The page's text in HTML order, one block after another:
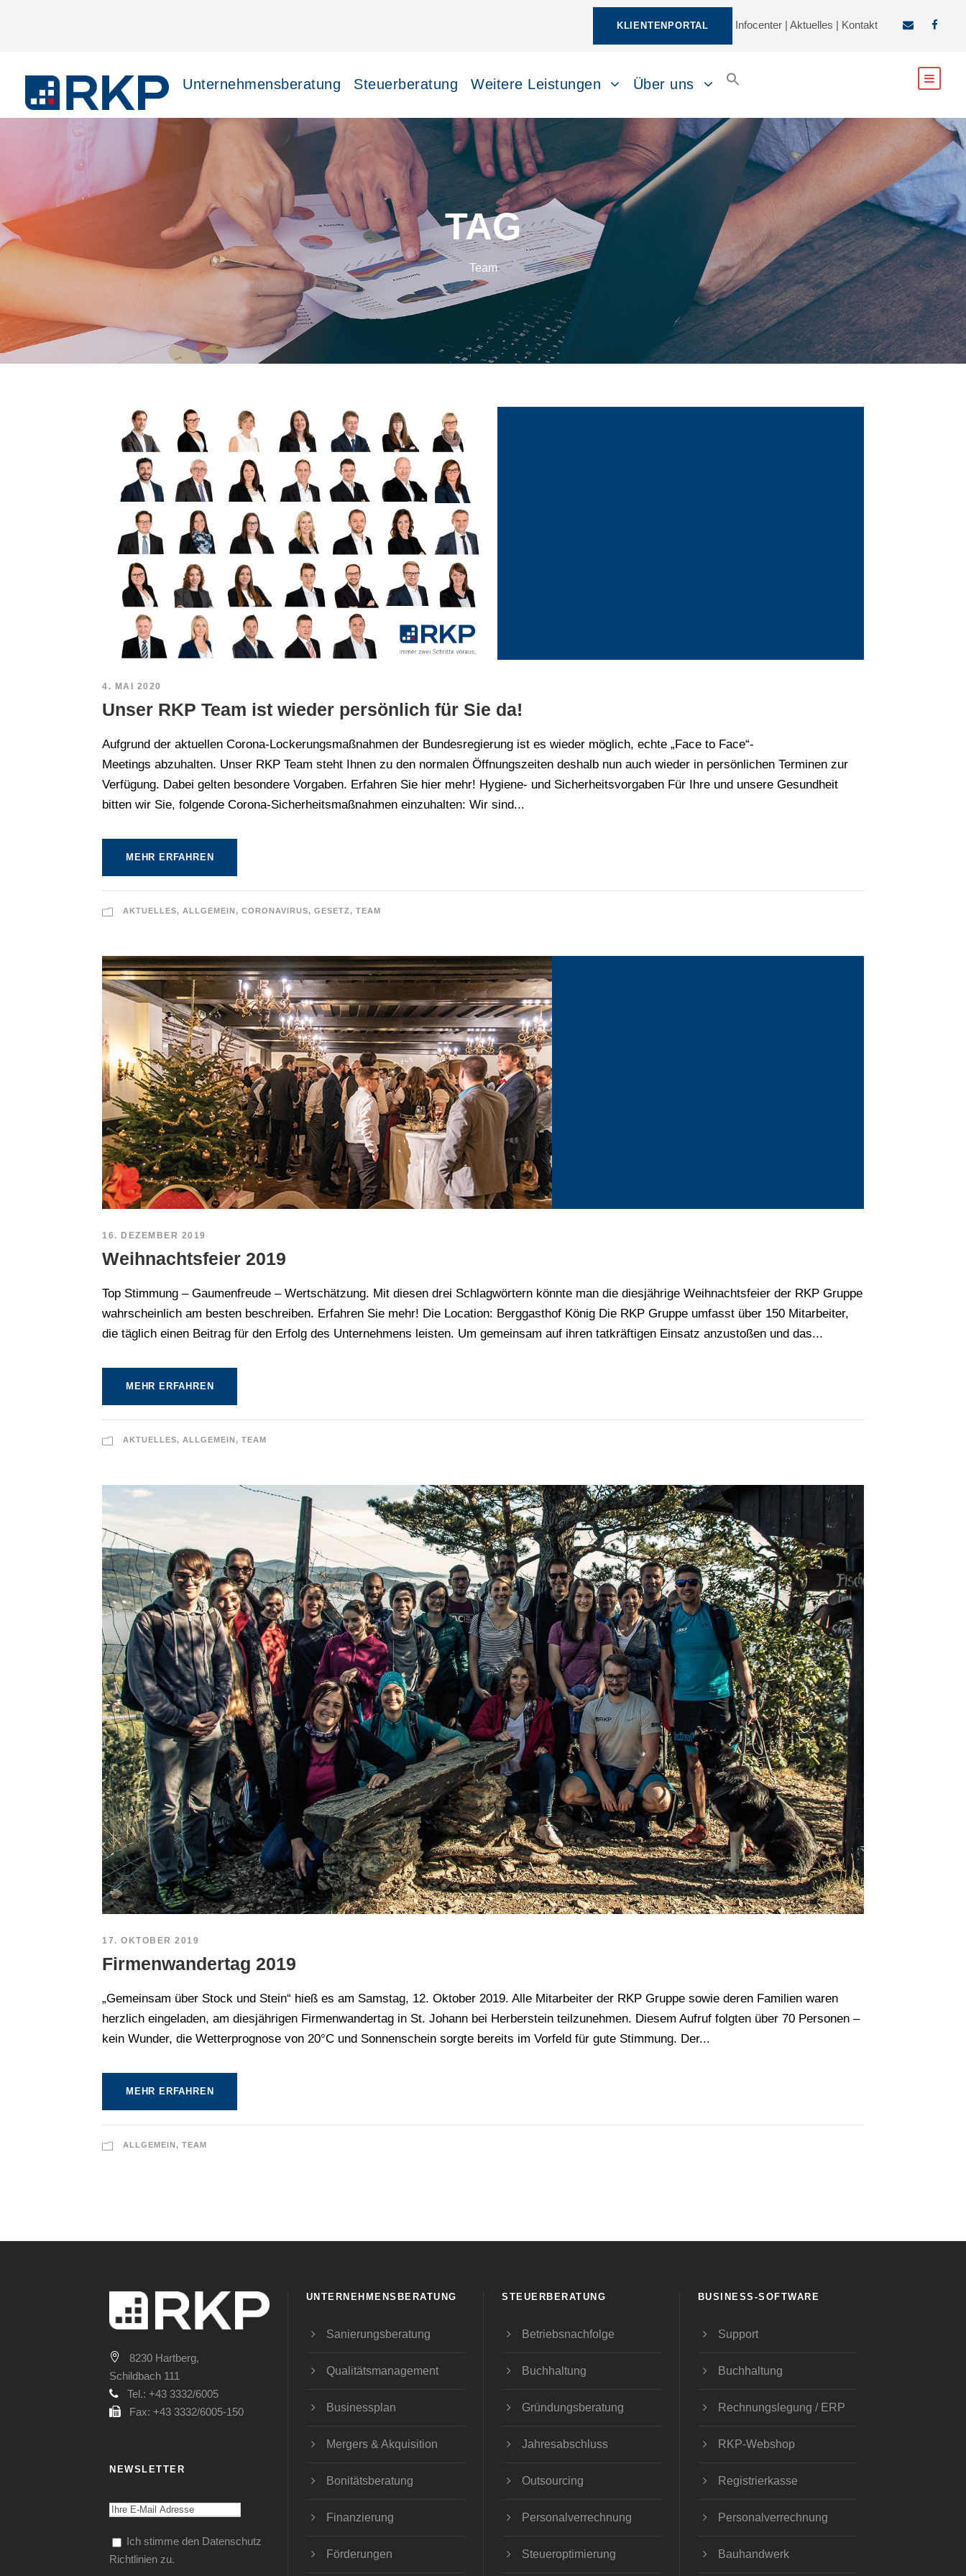
KLIENTENPORTAL Infocenter | Aktuelles | Kontakt
Unternehmensberatung Steuerberatung Weitere Leistungen Über uns
TAG
Team
4. MAI 2020
Unser RKP Team ist wieder persönlich für Sie da!
Aufgrund der aktuellen Corona-Lockerungsmaßnahmen der Bundesregierung ist es wieder möglich, echte „Face to Face“-
Meetings abzuhalten. Unser RKP Team steht Ihnen zu den normalen Öffnungszeiten deshalb nun auch wieder in persönlichen Terminen zur
Verfügung. Dabei gelten besondere Vorgaben. Erfahren Sie hier mehr! Hygiene- und Sicherheitsvorgaben Für Ihre und unsere Gesundheit
bitten wir Sie, folgende Corona-Sicherheitsmaßnahmen einzuhalten: Wir sind...
MEHR ERFAHREN
AKTUELLES, ALLGEMEIN, CORONAVIRUS, GESETZ, TEAM
16. DEZEMBER 2019
Weihnachtsfeier 2019
Top Stimmung – Gaumenfreude – Wertschätzung. Mit diesen drei Schlagwörtern könnte man die diesjährige Weihnachtsfeier der RKP Gruppe
wahrscheinlich am besten beschreiben. Erfahren Sie mehr! Die Location: Berggasthof König Die RKP Gruppe umfasst über 150 Mitarbeiter,
die täglich einen Beitrag für den Erfolg des Unternehmens leisten. Um gemeinsam auf ihren tatkräftigen Einsatz anzustoßen und das...
MEHR ERFAHREN
AKTUELLES, ALLGEMEIN, TEAM
17. OKTOBER 2019
Firmenwandertag 2019
„Gemeinsam über Stock und Stein“ hieß es am Samstag, 12. Oktober 2019. Alle Mitarbeiter der RKP Gruppe sowie deren Familien waren
herzlich eingeladen, am diesjährigen Firmenwandertag in St. Johann bei Herberstein teilzunehmen. Diesem Aufruf folgten über 70 Personen –
kein Wunder, die Wetterprognose von 20°C und Sonnenschein sorgte bereits im Vorfeld für gute Stimmung. Der...
MEHR ERFAHREN
ALLGEMEIN, TEAM
8230 Hartberg,
Schildbach 111
Tel.: +43 3332/6005
Fax: +43 3332/6005-150
NEWSLETTER
Ich stimme den Datenschutz
Richtlinien zu.
UNTERNEHMENSBERATUNG
Sanierungsberatung
Qualitätsmanagement
Businessplan
Mergers & Akquisition
Bonitätsberatung
Finanzierung
Förderungen
STEUERBERATUNG
Betriebsnachfolge
Buchhaltung
Gründungsberatung
Jahresabschluss
Outsourcing
Personalverrechnung
Steueroptimierung
BUSINESS-SOFTWARE
Support
Buchhaltung
Rechnungslegung / ERP
RKP-Webshop
Registrierkasse
Personalverrechnung
Bauhandwerk